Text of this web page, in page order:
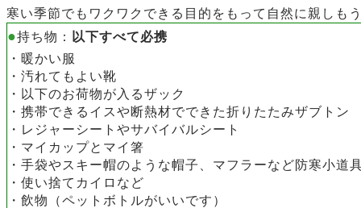
寒い季節でもワクワクできる目的をもって自然に親しも
●持ち物：
以下すべて必携
・暖かい服
・ 汚れてもよい靴
・ 以下のお荷物が入るザック
・携帯できるイスや断熱材でできた折りたたみザブトン
・レジャーシートやサバイバルシート
・マイカップとマイ箸
・ 手袋やスキー帽のような帽子、マフラーなど防寒小道
・使い捨てカイロなど
・ 飲物（ペットボトルがいいです）